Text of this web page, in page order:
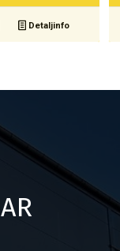
Detaljinfo